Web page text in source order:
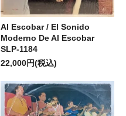
Al Escobar / El Sonido
Moderno De Al Escobar
SLP-1184
22,000円(税込)